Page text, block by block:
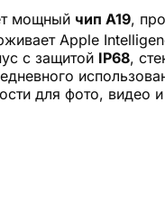
мощный чип A19,
Apple
с защитой IP68,
для фото, видео